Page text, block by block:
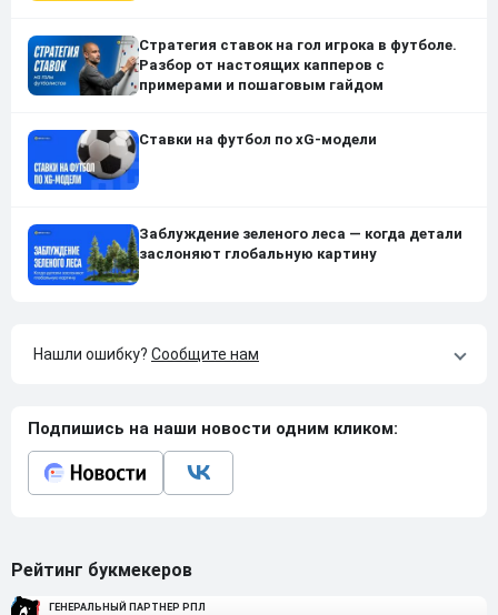
Стратегия ставок на гол игрока в футболе.
Разбор от настоящих капперов с
примерами и пошаговым гайдом
Ставки на футбол по xG-модели
Заблуждение зеленого леса — когда детали
заслоняют глобальную картину
Нашли ошибку? Сообщите нам
Подпишись на наши новости одним кликом:
Рейтинг букмекеров
ГЕНЕРАЛЬНЫЙ ПАРТНЕР РПЛ